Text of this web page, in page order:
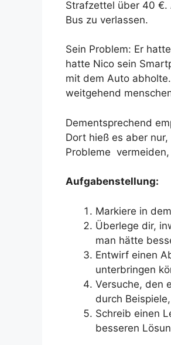
Strafzettel über 40 €.
Bus zu verlassen.
Sein Problem: Er
hatte Nico sein
mit dem Auto
weitgehend
Dementsprechend
Dort hieß es aber
Probleme
Aufgabenstellung:
Markiere in
Überlege dir,
man hätte
Entwirf einen
unterbringen
Versuche, den
durch
Schreib einen
besseren